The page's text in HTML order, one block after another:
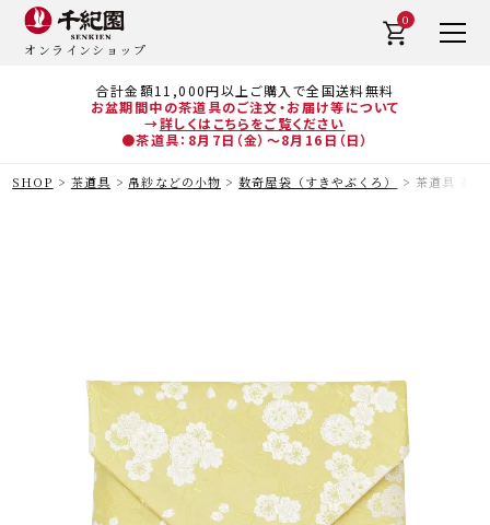
合計金額11,000円以上ご購入で全国送料無料
お盆期間中の茶道具のご注文・お届け等について
→詳しくはこちらをご覧ください
●茶道具：8月7日（金）～8月16日（日）
オンラインショップ
0
SHOP 茶道具 帛紗などの小物 数奇屋袋（すきやぶくろ） 茶道具 数